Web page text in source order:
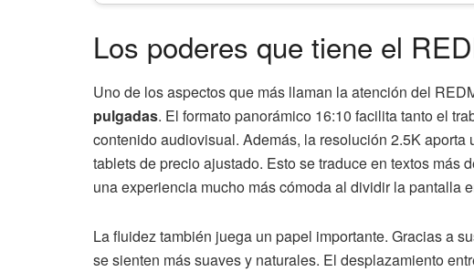
Los poderes que tiene el
Uno de los aspectos que más llaman la atención del
pulgadas. El formato panorámico 16:10 facilita tanto el
contenido audiovisual. Además, la resolución 2.5K
tablets de precio ajustado. Esto se traduce en textos más
una experiencia mucho más cómoda al dividir la pantalla
La fluidez también juega un papel importante. Gracias a
se sienten más suaves y naturales. El desplazamiento